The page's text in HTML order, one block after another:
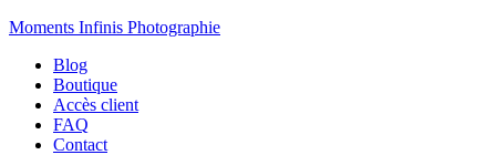
Moments Infinis Photographie
Blog
Boutique
Accès client
FAQ
Contact